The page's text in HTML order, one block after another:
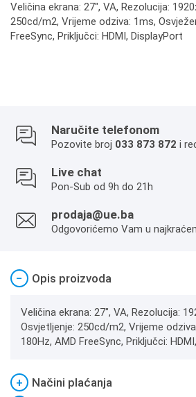
Veličina ekrana: 27", VA, Rezolucija:
250cd/m2, Vrijeme odziva: 1ms,
FreeSync, Priključci: HDMI, DisplayPort
Naručite telefonom
Pozovite broj 033 873 872 i
Live chat
Pon-Sub od 9h do 21h
prodaja@ue.ba
Odgovorićemo Vam u
− Opis proizvoda
Veličina ekrana: 27", VA, Rezolucija:
Osvjetljenje: 250cd/m2, Vrijeme
180Hz, AMD FreeSync, Priključci:
+
Načini plaćanja